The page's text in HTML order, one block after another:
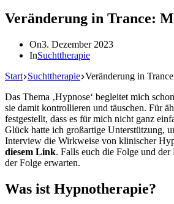
Veränderung in Trance:
On3. Dezember 2023
InSuchttherapie
Start Suchttherapie Veränderung in
Das Thema ‚Hypnose‘ begleitet mich
sie damit kontrollieren und täuschen. Für
festgestellt, dass es für mich nicht ganz
Glück hatte ich großartige Unterstützung,
Interview die Wirkweise von klinischer
diesem Link. Falls euch die Folge und
der Folge erwarten.
Was ist Hypnotherapie?